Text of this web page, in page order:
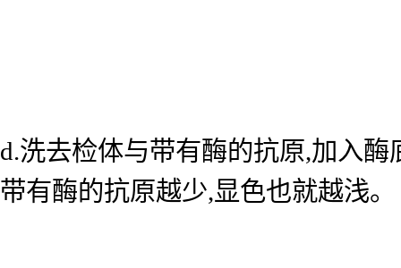
d.洗去检体与带有酶的抗原,加入
带有酶的抗原越少,显色也就越浅。